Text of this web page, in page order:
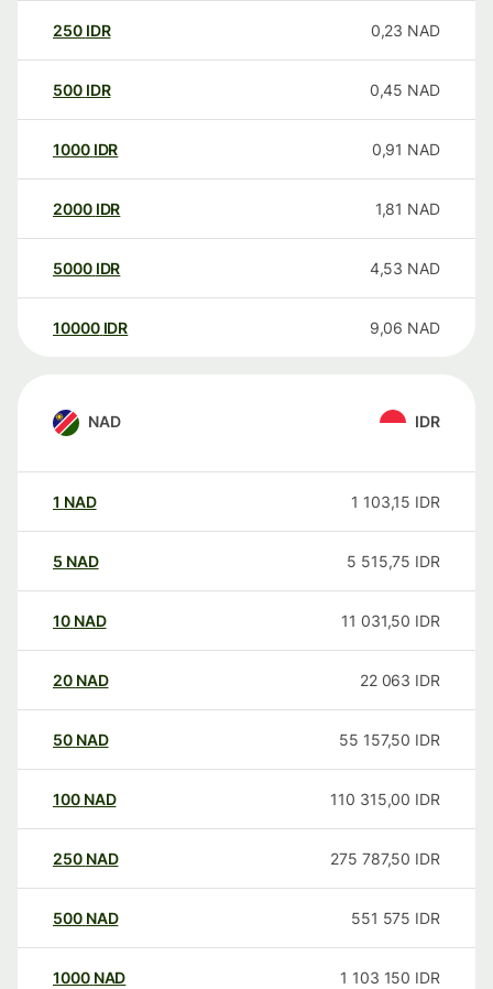
250 IDR 0,23 NAD
500 IDR 0,45 NAD
1000 IDR 0,91 NAD
2000 IDR 1,81 NAD
5000 IDR 4,53 NAD
10000 IDR 9,06 NAD
NAD IDR
1 NAD 1 103,15 IDR
5 NAD 5 515,75 IDR
10 NAD 11 031,50 IDR
20 NAD 22 063 IDR
50 NAD 55 157,50 IDR
100 NAD 110 315,00 IDR
250 NAD 275 787,50 IDR
500 NAD 551 575 IDR
1000 NAD 1 103 150 IDR